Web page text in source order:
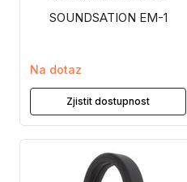
SOUNDSATION EM-1
Na dotaz
Zjistit dostupnost